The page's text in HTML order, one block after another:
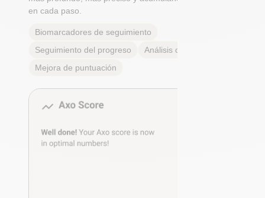
en cada paso.
Biomarcadores de seguimiento
Seguimiento del progreso
Análisis de tendencias
Mejora de puntuación